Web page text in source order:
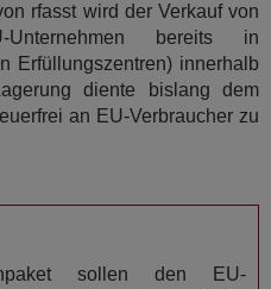
rfasst wird der Verkauf von
bereits in
Erfüllungszentren) innerhalb
diente bislang dem
an EU-Verbraucher zu
sollen den EU-